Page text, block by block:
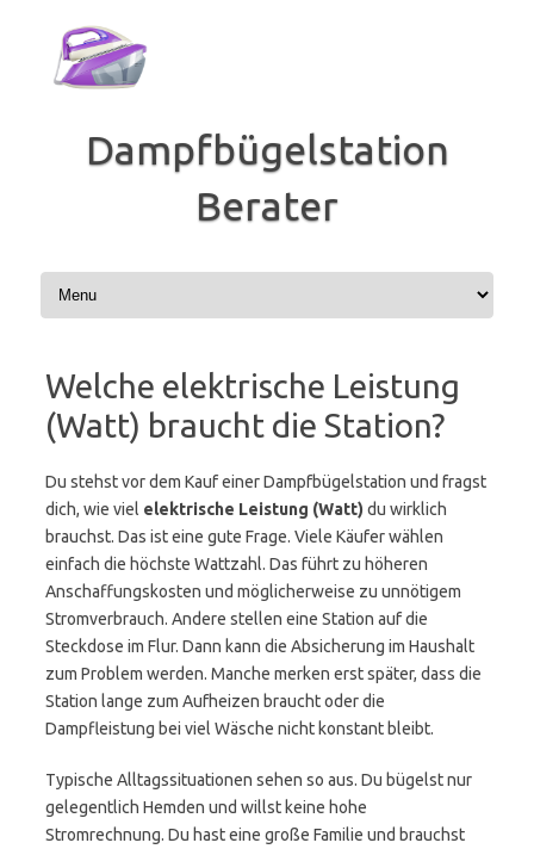
springen
Dampfbügelstation
Berater
Welche elektrische Leistung
(Watt) braucht die Station?
Du stehst vor dem Kauf einer Dampfbügelstation und fragst
dich, wie viel elektrische Leistung (Watt) du wirklich
brauchst. Das ist eine gute Frage. Viele Käufer wählen
einfach die höchste Wattzahl. Das führt zu höheren
Anschaffungskosten und möglicherweise zu unnötigem
Stromverbrauch. Andere stellen eine Station auf die
Steckdose im Flur. Dann kann die Absicherung im Haushalt
zum Problem werden. Manche merken erst später, dass die
Station lange zum Aufheizen braucht oder die
Dampfleistung bei viel Wäsche nicht konstant bleibt.
Typische Alltagssituationen sehen so aus. Du bügelst nur
gelegentlich Hemden und willst keine hohe
Stromrechnung. Du hast eine große Familie und brauchst